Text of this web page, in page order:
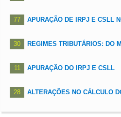
77 APURAÇÃO DE IRPJ E CSLL
30 REGIMES TRIBUTÁRIOS: DO
11 APURAÇÃO DO IRPJ E CSLL
28 ALTERAÇÕES NO CÁLCULO